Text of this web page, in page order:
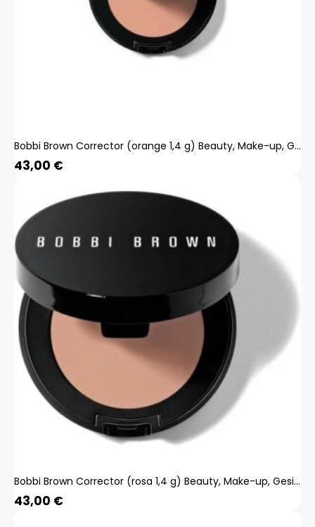
Bobbi Brown Corrector (orange 1,4 g) Beauty, Make-up, Gesicht, Concealer
43,00 €
Bobbi Brown Corrector (rosa 1,4 g) Beauty, Make-up, Gesicht, Concealer
43,00 €
Produkt zum Warenkorb hinzugefügt.
0 Artikel -0,00